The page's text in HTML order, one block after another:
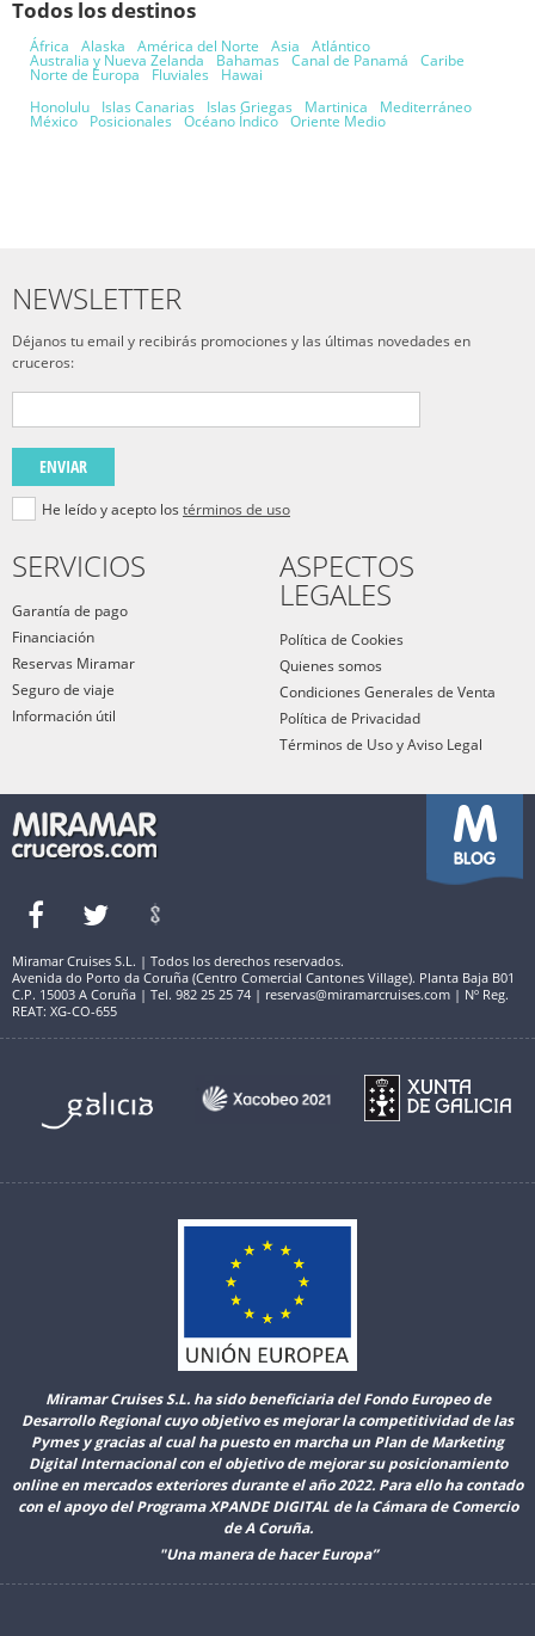
Todos los destinos
África Alaska América del Norte Asia Atlántico
Australia y Nueva Zelanda Bahamas Canal de Panamá Caribe
Norte de Europa Fluviales
Hawai
Honolulu
Islas Canarias Islas Griegas Martinica Mediterráneo
México Posicionales Océano Índico Oriente Medio
NEWSLETTER
Déjanos tu email y recibirás promociones y las últimas novedades en
cruceros:
ENVIAR
He leído y acepto los términos de uso
SERVICIOS
Garantía de pago
Financiación
Reservas Miramar
Seguro de viaje
Información útil
ASPECTOS
LEGALES
Política de Cookies
Quienes somos
Condiciones Generales de Venta
Política de Privacidad
Términos de Uso y Aviso Legal
Miramar Cruises S.L. | Todos los derechos reservados.
Avenida do Porto da Coruña (Centro Comercial Cantones Village). Planta Baja B01
C.P. 15003 A Coruña | Tel. 982 25 25 74 | reservas@miramarcruises.com | Nº Reg.
REAT: XG-CO-655
Miramar Cruises S.L. ha sido beneficiaria del Fondo Europeo de
Desarrollo Regional cuyo objetivo es mejorar la competitividad de las
Pymes y gracias al cual ha puesto en marcha un Plan de Marketing
Digital Internacional con el objetivo de mejorar su posicionamiento
online en mercados exteriores durante el año 2022. Para ello ha contado
con el apoyo del Programa XPANDE DIGITAL de la Cámara de Comercio
de A Coruña.
"Una manera de hacer Europa”